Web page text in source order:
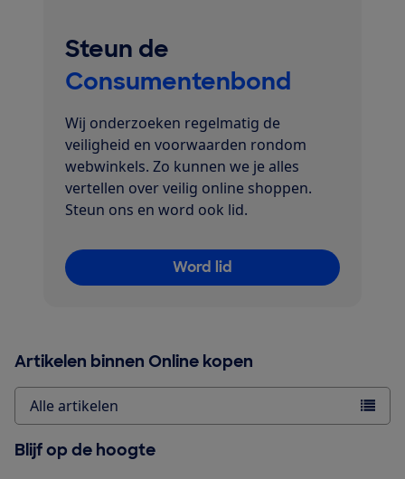
Steun de
Consumentenbond
Wij onderzoeken regelmatig de
veiligheid en voorwaarden rondom
webwinkels. Zo kunnen we je alles
vertellen over veilig online shoppen.
Steun ons en word ook lid.
Word lid
Artikelen binnen Online kopen
Alle artikelen
Blijf op de hoogte